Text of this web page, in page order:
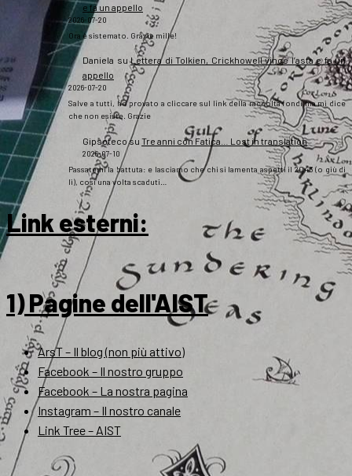
e fa un appello
2026-07-20
Ora è sistemato. Grazie mille!
Daniela suLettera di Tolkien, Crickhowell vince l’asta e fa un
appello
2026-07-20
Salve a tutti, ho provato a cliccare sul link della raccolta fondi ma mi dice
che non esiste. Grazie
Gipsotecosu Tre anni con Fatica… Lost in translation
2026-07-10
Passatemi la battuta: e lasciamo che chi si lamenta aspetti il 2043 (o giù di
lì), così una volta scaduti…
Link esterni:
1) Pagine dell'AIST
ArsT – Il blog (non più attivo)
Facebook – Il nostro gruppo
Facebook – La nostra pagina
Instagram – Il nostro canale
Link Tree – AIST